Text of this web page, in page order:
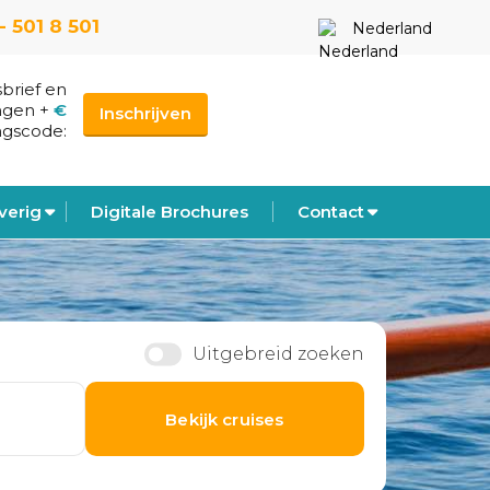
501 8 501 Nederland
en
+ €
Inschrijven
Digitale Brochures Contact